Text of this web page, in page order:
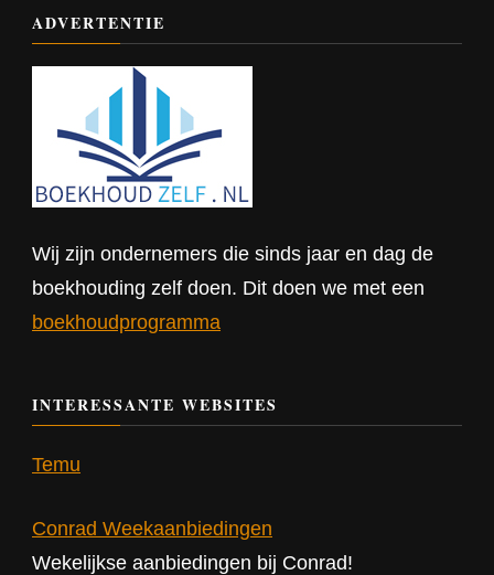
ADVERTENTIE
Wij zijn ondernemers die sinds jaar en dag de
boekhouding zelf doen. Dit doen we met een
boekhoudprogramma
INTERESSANTE WEBSITES
Temu
Conrad Weekaanbiedingen
Wekelijkse aanbiedingen bij Conrad!